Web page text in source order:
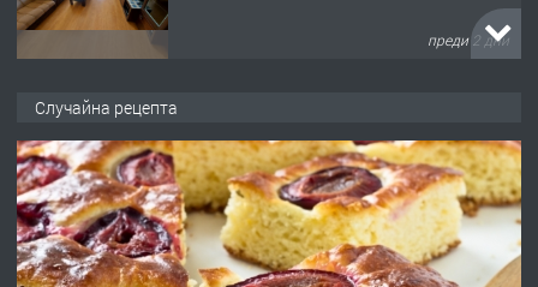
преди 2 дни
АПАРТАМЕНТ В ЦЕНТЪРА НА ГР.
ХАСКОВО
преди 2 дни
ПРЕДЛАГА Давам гараж под наем
Случайна рецепта